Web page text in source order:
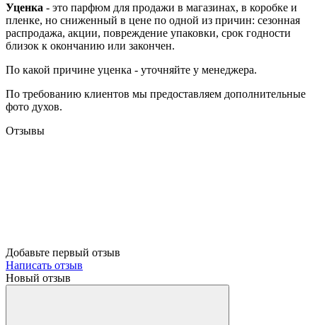
Уценка - это парфюм для продажи в магазинах, в коробке и
пленке, но сниженный в цене по одной из причин: сезонная
распродажа, акции, повреждение упаковки, срок годности
близок к окончанию или закончен.
По какой причине уценка - уточняйте у менеджера.
По требованию клиентов мы предоставляем дополнительные
фото духов.
Отзывы
Добавьте первый отзыв
Написать отзыв
Новый отзыв